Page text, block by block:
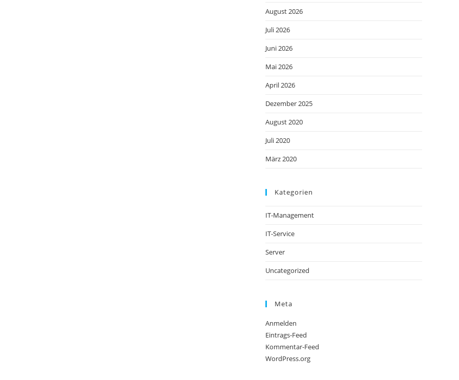
August 2026
Juli 2026
Juni 2026
Mai 2026
April 2026
Dezember 2025
August 2020
Juli 2020
März 2020
Kategorien
IT-Management
IT-Service
Server
Uncategorized
Meta
Anmelden
Eintrags-Feed
Kommentar-Feed
WordPress.org